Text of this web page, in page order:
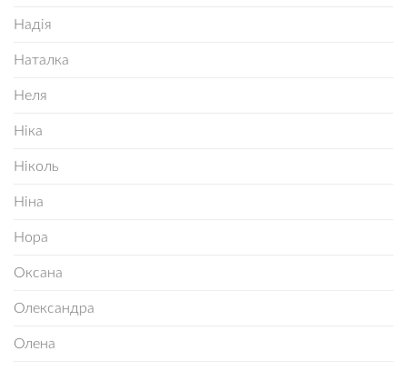
Надія
Наталка
Неля
Ніка
Ніколь
Ніна
Нора
Оксана
Олександра
Олена